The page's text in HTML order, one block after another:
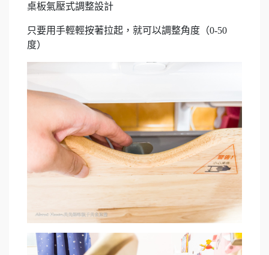
桌板氣壓式調整設計
只要用手輕輕按著拉起，就可以調整角度（0-50
度）